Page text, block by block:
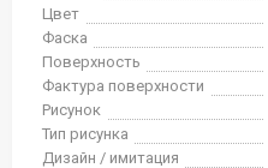
Цвет
Фаска
Поверхность
Фактура поверхности
Рисунок
Тип рисунка
Дизайн / имитация